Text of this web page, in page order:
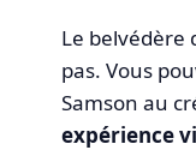
Le belvédère
pas. Vous
Samson au
expérience